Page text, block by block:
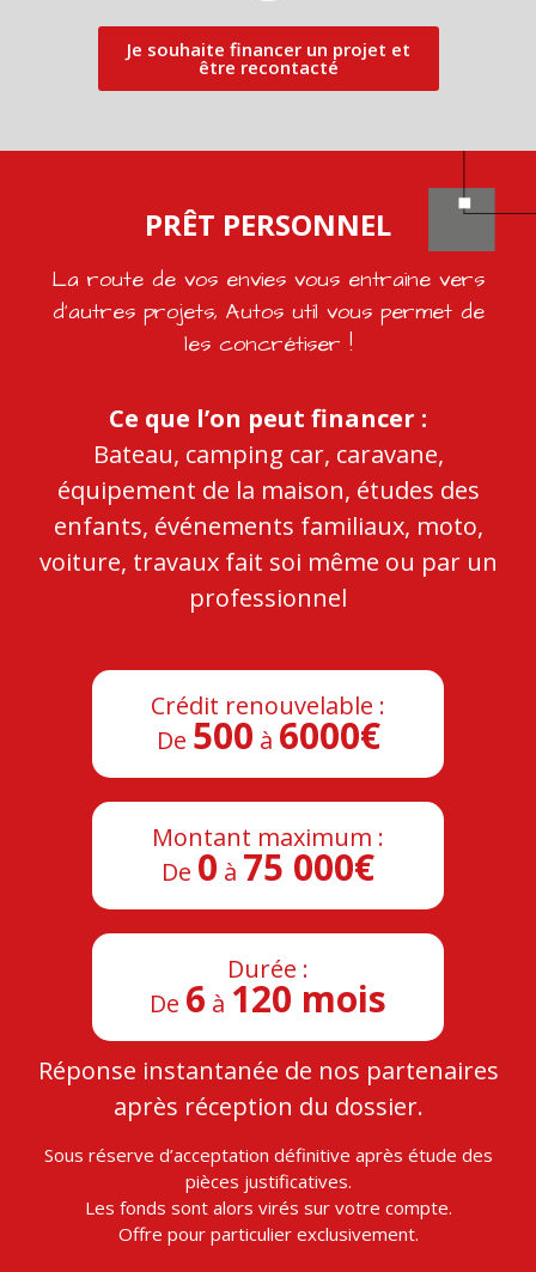
Je souhaite financer un projet et
être recontacté
PRÊT PERSONNEL
La route de vos envies vous entraine vers
d’autres projets, Autos util vous permet de
les concrétiser !
Ce que l’on peut financer :
Bateau, camping car, caravane,
équipement de la maison, études des
enfants, événements familiaux, moto,
voiture, travaux fait soi même ou par un
professionnel
Crédit renouvelable :
De 500 à 6000€
Montant maximum :
De 0 à 75 000€
Durée :
De 6 à 120 mois
Réponse instantanée de nos partenaires
après réception du dossier.
Sous réserve d’acceptation définitive après étude des
pièces justificatives.
Les fonds sont alors virés sur votre compte.
Offre pour particulier exclusivement.